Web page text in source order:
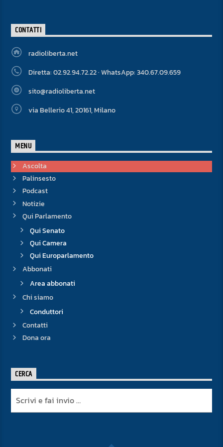
CONTATTI
radioliberta.net
Diretta: 02.92.94.72.22 · WhatsApp: 340.67.09.659
sito@radioliberta.net
via Bellerio 41, 20161, Milano
MENU
Ascolta
Palinsesto
Podcast
Notizie
Qui Parlamento
Qui Senato
Qui Camera
Qui Europarlamento
Abbonati
Area abbonati
Chi siamo
Conduttori
Contatti
Dona ora
CERCA